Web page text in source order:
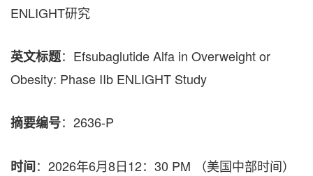
ENLIGHT研究
英文标题：Efsubaglutide Alfa in Overweight or
Obesity: Phase IIb ENLIGHT Study
摘要编号：2636-P
时间：2026年6月8日12：30 PM （美国中部时间）